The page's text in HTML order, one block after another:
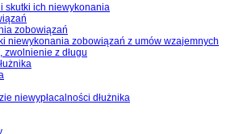
skutki ich niewykonania
zobowiązań
niewykonania zobowiązań z umów wzajemnych
zwolnienie z długu
niewypłacalności dłużnika